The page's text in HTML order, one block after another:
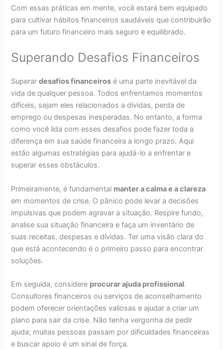
Com essas práticas em mente, você estará bem equipado
para cultivar hábitos financeiros saudáveis que contribuirão
para um futuro financeiro mais seguro e equilibrado.
Superando Desafios Financeiros
Superardesafios financeiros é uma parte inevitável da
vida de qualquer pessoa. Todos enfrentamos momentos
difíceis, sejam eles relacionados a dívidas, perda de
emprego ou despesas inesperadas. No entanto, a forma
como você lida com esses desafios pode fazer toda a
diferença em sua saúde financeira a longo prazo. Aqui
estão algumas estratégias para ajudá-lo a enfrentar e
superar esses obstáculos.
Primeiramente, é fundamental manter a calma e a clareza
em momentos de crise. O pânico pode levar a decisões
impulsivas que podem agravar a situação. Respire fundo,
analise sua situação financeira e faça um inventário de
suas receitas, despesas e dívidas. Ter uma visão clara do
que está acontecendo é o primeiro passo para encontrar
soluções.
Em seguida, considere procurar ajuda profissional.
Consultores financeiros ou serviços de aconselhamento
podem oferecer orientações valiosas e ajudar a criar um
plano para sair da crise. Não tenha vergonha de pedir
ajuda; muitas pessoas passam por dificuldades financeiras
e buscar apoio é um sinal de força.